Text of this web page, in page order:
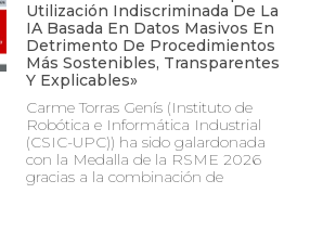
Utilización Indiscriminada De La
IA Basada En Datos Masivos En
Detrimento De Procedimientos
Más Sostenibles, Transparentes
Y Explicables»
Carme Torras Genís (Instituto de
Robótica e Informática Industrial
(CSIC-UPC)) ha sido galardonada
con la Medalla de la RSME 2026
gracias a la combinación de